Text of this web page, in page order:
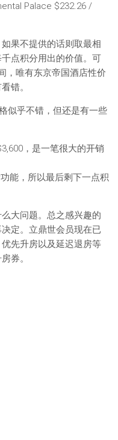
Palace $232.26 /
果不提供的话则取最相
点积分用出的价值。可
，唯有东京帝国酒店性价
错。
似乎不错，但还是有一些
，是一笔很大的开销
能，所以最后剩下一点积
大问题。总之感兴趣的
定。立鼎世会员现在已
先升房以及延迟退房等
券。